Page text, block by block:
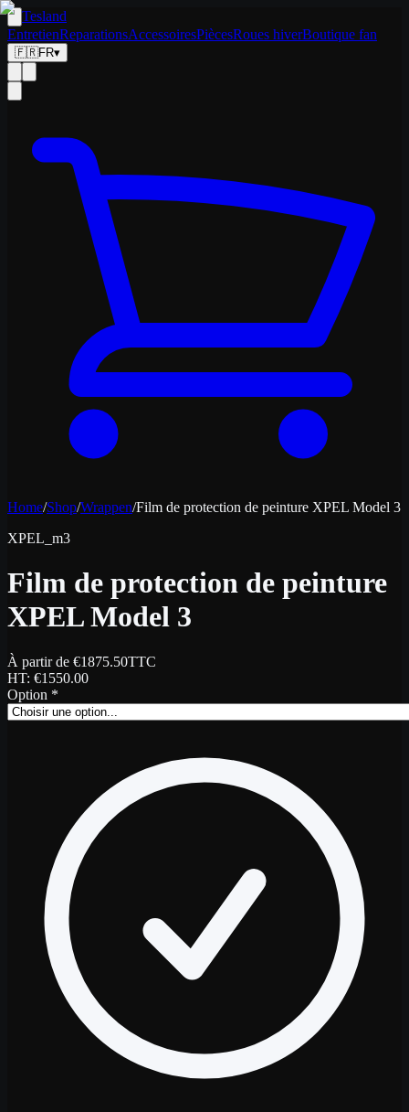
Tesland
EntretienReparationsAccessoiresPiècesRoues hiverBoutique fan
🇫🇷FR▾
Home/Shop/Wrappen/Film de protection de peinture XPEL Model 3
XPEL_m3
Film de protection de peinture
XPEL Model 3
À partir de €1875.50TTC
HT: €1550.00
Option *